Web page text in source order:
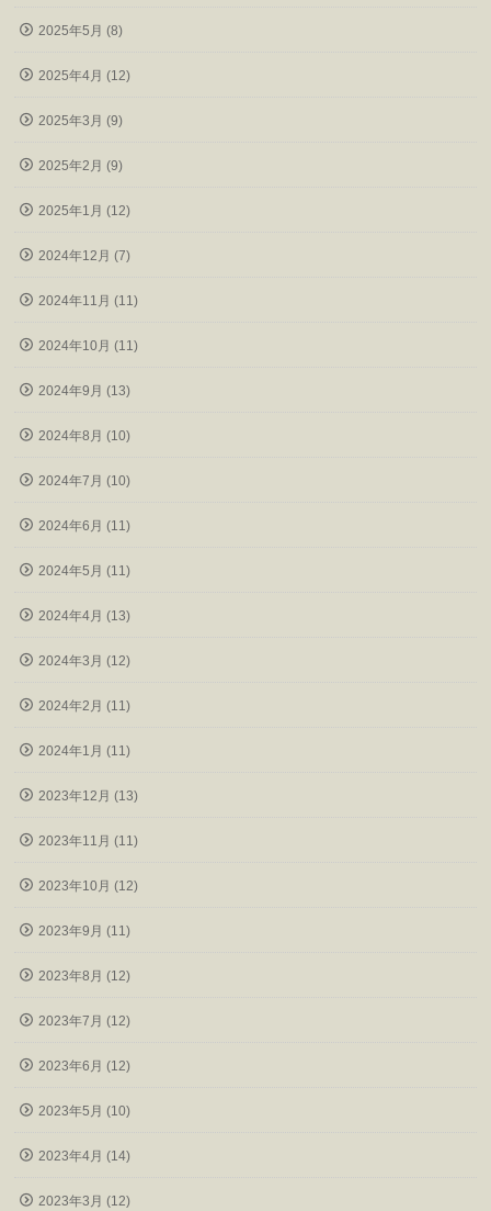
2025年5月 (8)
2025年4月 (12)
2025年3月 (9)
2025年2月 (9)
2025年1月 (12)
2024年12月 (7)
2024年11月 (11)
2024年10月 (11)
2024年9月 (13)
2024年8月 (10)
2024年7月 (10)
2024年6月 (11)
2024年5月 (11)
2024年4月 (13)
2024年3月 (12)
2024年2月 (11)
2024年1月 (11)
2023年12月 (13)
2023年11月 (11)
2023年10月 (12)
2023年9月 (11)
2023年8月 (12)
2023年7月 (12)
2023年6月 (12)
2023年5月 (10)
2023年4月 (14)
2023年3月 (12)